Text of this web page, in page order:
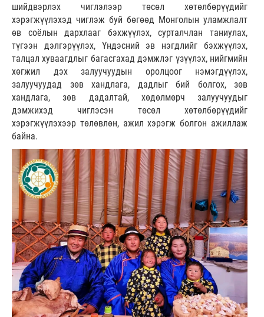
шийдвэрлэх чиглэлээр төсөл хөтөлбөрүүдийг
хэрэгжүүлэхэд чиглэж буй бөгөөд Монголын уламжлалт
өв соёлын дархлааг бэхжүүлэх, сурталчлан таниулах,
түгээн дэлгэрүүлэх, Үндэсний эв нэгдлийг бэхжүүлэх,
талцал хуваагдлыг багасгахад дэмжлэг үзүүлэх, нийгмийн
хөгжил дэх залуучуудын оролцоог нэмэгдүүлэх,
залуучуудад зөв хандлага, дадлыг бий болгох, зөв
хандлага, зөв дадалтай, хөдөлмөрч залуучуудыг
дэмжихэд чиглэсэн төсөл хөтөлбөрүүдийг
хэрэгжүүлэхээр төлөвлөн, ажил хэрэгж болгон ажиллаж
байна.